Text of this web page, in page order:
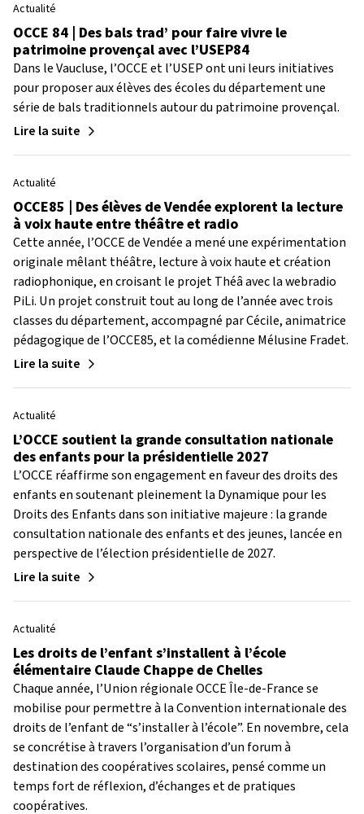
Actualité
OCCE 84 | Des bals trad’ pour faire vivre le
patrimoine provençal avec l’USEP84
Dans le Vaucluse, l’OCCE et l’USEP ont uni leurs initiatives
pour proposer aux élèves des écoles du département une
série de bals traditionnels autour du patrimoine provençal.
Lire la suite
Actualité
OCCE85 | Des élèves de Vendée explorent la lecture
à voix haute entre théâtre et radio
Cette année, l’OCCE de Vendée a mené une expérimentation
originale mêlant théâtre, lecture à voix haute et création
radiophonique, en croisant le projet Théâ avec la webradio
PiLi. Un projet construit tout au long de l’année avec trois
classes du département, accompagné par Cécile, animatrice
pédagogique de l’OCCE85, et la comédienne Mélusine Fradet.
Lire la suite
Actualité
L’OCCE soutient la grande consultation nationale
des enfants pour la présidentielle 2027
L’OCCE réaffirme son engagement en faveur des droits des
enfants en soutenant pleinement la Dynamique pour les
Droits des Enfants dans son initiative majeure : la grande
consultation nationale des enfants et des jeunes, lancée en
perspective de l’élection présidentielle de 2027.
Lire la suite
Actualité
Les droits de l’enfant s’installent à l’école
élémentaire Claude Chappe de Chelles
Chaque année, l’Union régionale OCCE Île-de-France se
mobilise pour permettre à la Convention internationale des
droits de l’enfant de “s’installer à l’école”. En novembre, cela
se concrétise à travers l’organisation d’un forum à
destination des coopératives scolaires, pensé comme un
temps fort de réflexion, d’échanges et de pratiques
coopératives.